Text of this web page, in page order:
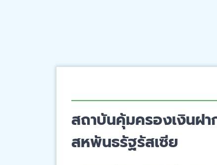
สถาบันคุ้มครองเงินฝ
สหพันธรัฐรัสเซีย